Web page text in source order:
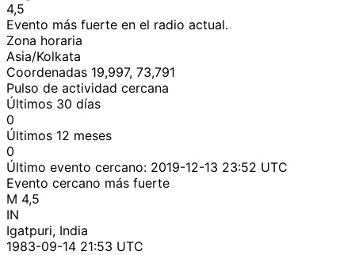
4,5
Evento más fuerte en el radio actual.
Zona horaria
Asia/Kolkata
Coordenadas 19,997, 73,791
Pulso de actividad cercana
Últimos 30 días
0
Últimos 12 meses
0
Último evento cercano: 2019-12-13 23:52 UTC
Evento cercano más fuerte
M 4,5
IN
Igatpuri, India
1983-09-14 21:53 UTC